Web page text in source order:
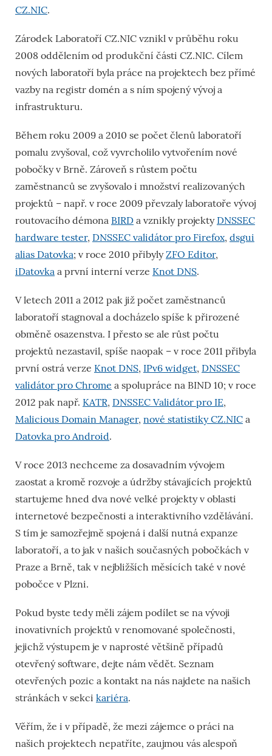
CZ.NIC.
Zárodek Laboratoří CZ.NIC vznikl v průběhu roku
2008 oddělením od produkční části CZ.NIC. Cílem
nových laboratoří byla práce na projektech bez přímé
vazby na registr domén a s ním spojený vývoj a
infrastrukturu.
Během roku 2009 a 2010 se počet členů laboratoří
pomalu zvyšoval, což vyvrcholilo vytvořením nové
pobočky v Brně. Zároveň s růstem počtu
zaměstnanců se zvyšovalo i množství realizovaných
projektů – např. v roce 2009 převzaly laboratoře vývoj
routovacího démona BIRD a vznikly projekty DNSSEC
hardware tester, DNSSEC validátor pro Firefox, dsgui
alias Datovka; v roce 2010 přibylyZFO Editor,
iDatovka a první interní verze Knot DNS.
V letech 2011 a 2012 pak již počet zaměstnanců
laboratoří stagnoval a docházelo spíše k přirozené
obměně osazenstva. I přesto se ale růst počtu
projektů nezastavil, spíše naopak – v roce 2011 přibyla
první ostrá verze Knot DNS, IPv6 widget, DNSSEC
validátor pro Chrome a spolupráce na BIND 10; v roce
2012 pak např. KATR, DNSSEC Validátor pro IE,
Malicious Domain Manager, nové statistiky CZ.NIC a
Datovka pro Android.
V roce 2013 nechceme za dosavadním vývojem
zaostat a kromě rozvoje a údržby stávajících projektů
startujeme hned dva nové velké projekty v oblasti
internetové bezpečnosti a interaktivního vzdělávání.
S tím je samozřejmě spojená i další nutná expanze
laboratoří, a to jak v našich současných pobočkách v
Praze a Brně, tak v nejbližších měsících také v nové
pobočce v Plzni.
Pokud byste tedy měli zájem podílet se na vývoji
inovativních projektů v renomované společnosti,
jejichž výstupem je v naprosté většině případů
otevřený software, dejte nám vědět. Seznam
otevřených pozic a kontakt na nás najdete na našich
stránkách v sekci kariéra.
Věřím, že i v případě, že mezi zájemce o práci na
našich projektech nepatříte, zaujmou vás alespoň